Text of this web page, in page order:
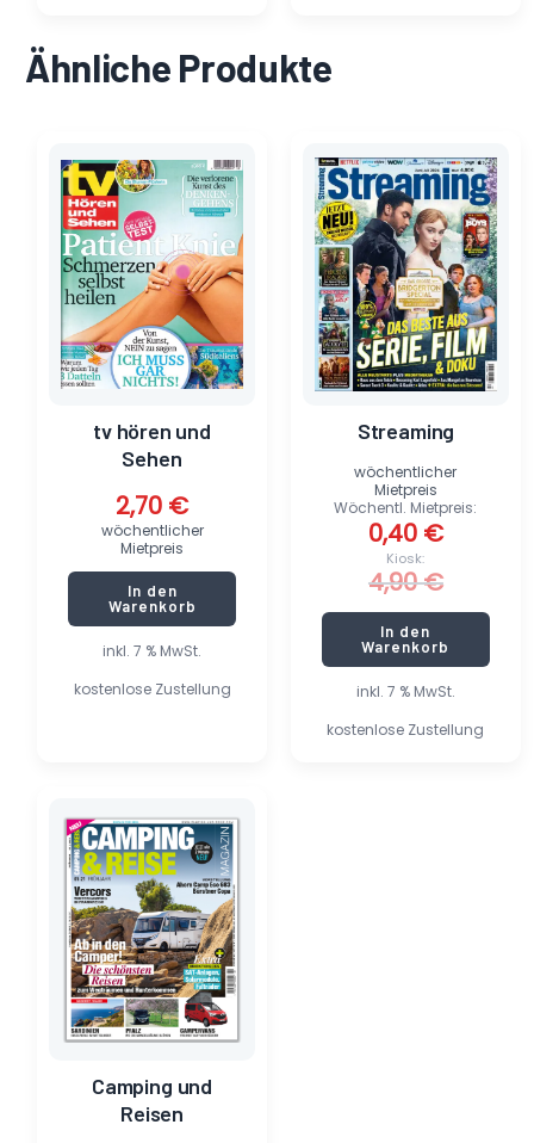
Ähnliche Produkte
inkl. 7 % MwSt.
kostenlose Zustellung
tv hören und
Sehen
2,70 €
wöchentlicher
Mietpreis
In den
Warenkorb
inkl. 7 % MwSt.
kostenlose Zustellung
Streaming
Kiosk:
4,90€
Preis
war:
4,90 €
Wöchentl. Mietpreis:
0,40 €
Preis
ist:
0,40 €.
wöchentlicher
Mietpreis
In den
Warenkorb
Camping und
Reisen
Preis
war:
6,50 €
Preis
ist:
0,65 €.